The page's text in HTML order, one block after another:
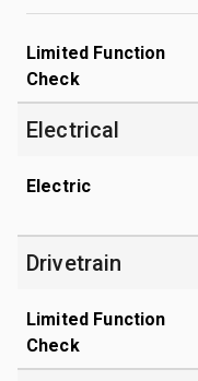
Limited Function
Check
Electrical
Electric
Drivetrain
Limited Function
Check